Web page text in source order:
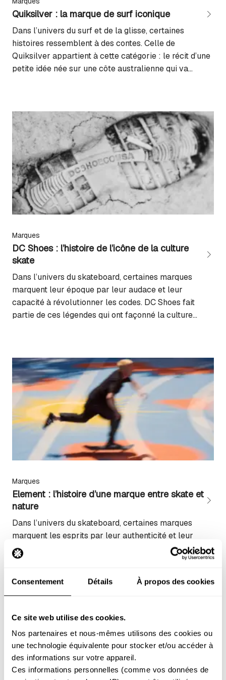
Consentement Détails À propos des cookies
Ce site web utilise des cookies.
Nos partenaires et nous-mêmes utilisons des cookies ou
une technologie équivalente pour stocker et/ou accéder à
des informations sur votre appareil.
Ces informations personnelles (comme vos données de
Quiksilver : la marque de surf iconique
Dans l’univers du surf et de la glisse, certaines
histoires ressemblent à des contes. Celle de
Quiksilver appartient à cette catégorie : le récit d’une
petite idée née sur une côte australienne qui va
Marques
DC Shoes : l’histoire de l’icône de la culture
skate
Dans l’univers du skateboard, certaines marques
marquent leur époque par leur audace et leur
capacité à révolutionner les codes. DC Shoes fait
partie de ces légendes qui ont façonné la culture
incontournable du lifestyle...
Marques
Element : l’histoire d’une marque entre skate et
nature
Dans l’univers du skateboard, certaines marques
marquent les esprits par leur authenticité et leur
vision unique. Element fait partie de ces légendes qui
ont su transformer une passion pour la planche à
roulettes en un véritable mouvement culturel, où
sport et conscience environnementale se rejoignent
harmonieusement. Une approche holistique Element